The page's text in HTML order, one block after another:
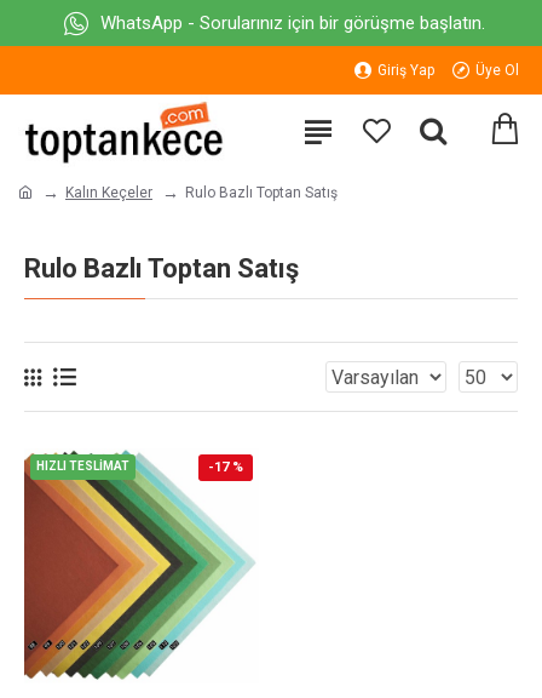
WhatsApp - Sorularınız için bir görüşme başlatın.
Giriş Yap Üye Ol
Kalın Keçeler Rulo Bazlı Toptan Satış
Rulo Bazlı Toptan Satış
HIZLI TESLİMAT -17 %